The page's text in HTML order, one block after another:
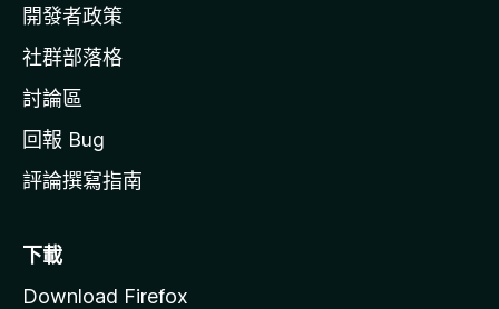
網
開發者政策
社群部落格
討論區
回報 Bug
評論撰寫指南
下載
Download Firefox